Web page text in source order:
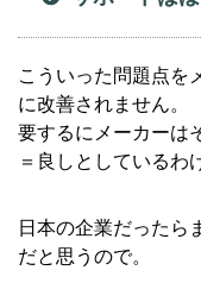
こういった問題点を
に改善されません。
要するにメーカーは
＝良しとしているわ
日本の企業だったら
だと思うので。